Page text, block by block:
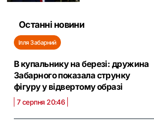
Останні новини
Ілля Забарний
В купальнику на березі: дружина
Забарного показала струнку
фігуру у відвертому образі
7 серпня 20:46